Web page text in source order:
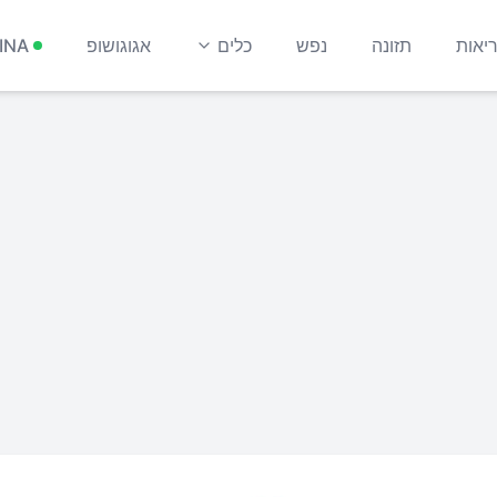
תזונה נפש כלים אגוגושופ